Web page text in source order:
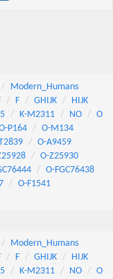
Modern_Humans
F GHIJK
HIJK
K-M2311 NO
O
P164
O-M134
O-A9459
O-Z25930
O-FGC76438
O-F1541
Modern_Humans
F GHIJK
HIJK
K-M2311 NO
O